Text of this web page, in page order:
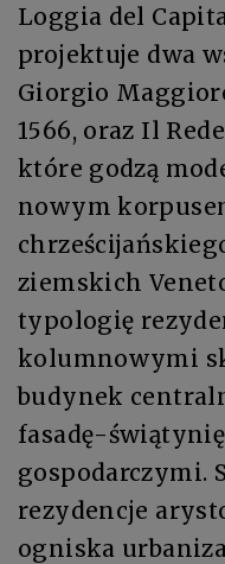
Loggia del
projektuje dwa
Giorgio
1566, oraz Il
które godzą
nowym
ziemskich
typologię
kolumnowymi
budynek
fasadę-
gospodarczymi.
rezydencje
ogniska